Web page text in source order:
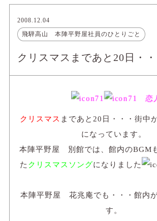
2008.12.04
飛騨高山 本陣平野屋社員のひとりごと
クリスマスまであと20日・
恋人は
クリスマス まであと20日・・・街中
になっています。
本陣平野屋 別館では、館内のBGM
た クリスマスソングになりました
本陣平野屋 花兆庵でも・・・館内
す。